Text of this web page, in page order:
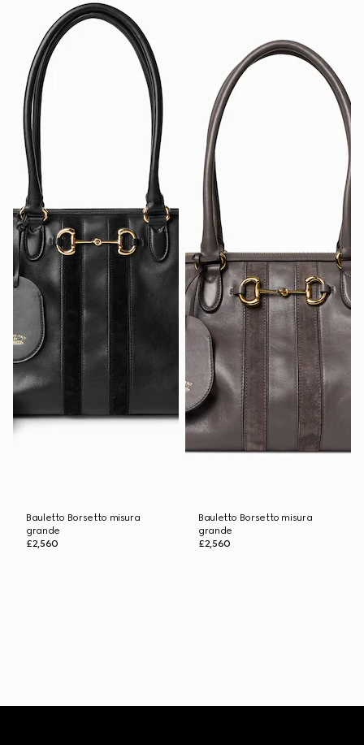
Bauletto Borsetto misura
grande
£2,560
Bauletto Borsetto misura
grande
£2,560